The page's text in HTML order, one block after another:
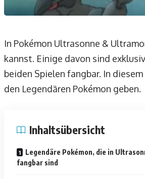
In Pokémon Ultrasonne &
kannst. Einige davon sind
beiden Spielen fangbar. In
den Legendären Pokémon geben.
Inhaltsübersicht
Legendäre Pokémon, die in
fangbar sind